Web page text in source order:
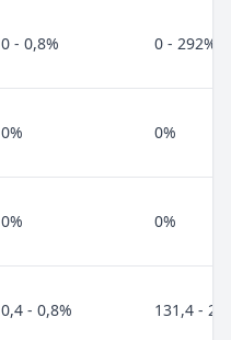
0 - 0,8% 0 - 292%
0% 0%
0% 0%
0,4 - 0,8% 131,4 -